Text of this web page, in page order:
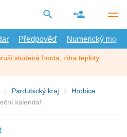
Předpověď Numerický model
studená fronta, zítra teploty
Pardubický kraj
Hrobice
kalendář